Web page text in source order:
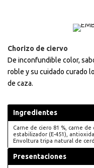
Chorizo de ciervo
De inconfundible color,
roble y su cuidado curado
de caza.
Ingredientes
Carne de ciero 81 %, carne
estabilizador (E-451),
Envoltura tripa natural de
Presentaciones